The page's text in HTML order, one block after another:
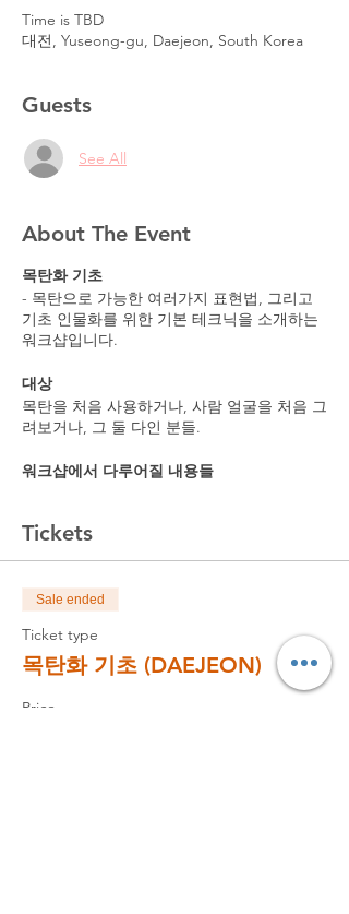
Time is TBD
대전, Yuseong-gu, Daejeon, South Korea
Guests
See All
About The Event
목탄화 기초
- 목탄으로 가능한 여러가지 표현법, 그리고
기초 인물화를 위한 기본 테크닉을 소개하는
워크샵입니다.
대상
목탄을 처음 사용하거나, 사람 얼굴을 처음 그
려보거나, 그 둘 다인 분들.
워크샵에서 다루어질 내용들
- 목탄으로 표현할수 있는 다양한 선과 톤.
- 촉각을 이용하는 그리기 방법.
- 정밀묘사에서 벗어나기.
워크샵 수강 후 기대 효과
- 목탄을 이용한 표현법에 친숙해지고 인물화
위 초반 도입부를 익히게 됩니다.
- 인물화의 전체 과정을 축약해서 경험해보
Tickets
Sale ended
Ticket type
목탄화 기초 (DAEJEON)
Price